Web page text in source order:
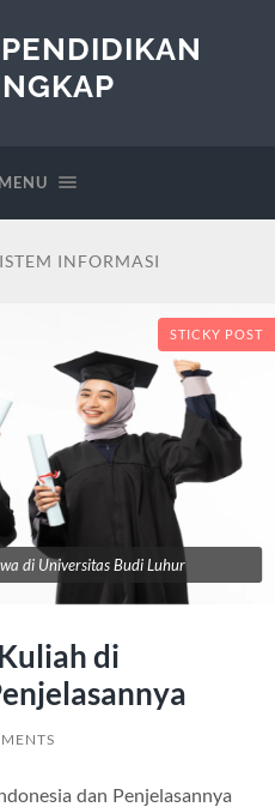
INFORMASI
STICKY POST
di Universitas Budi Luhur
di
dan Penjelasannya